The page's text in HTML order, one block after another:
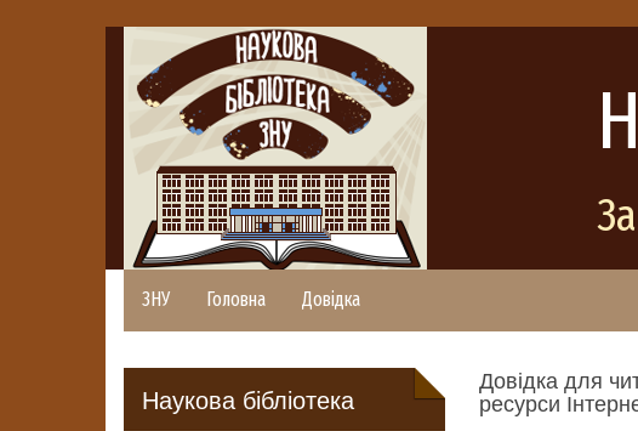
ЗНУ Головна Довідка
Наукова бібліотека
Довідка для
ресурси